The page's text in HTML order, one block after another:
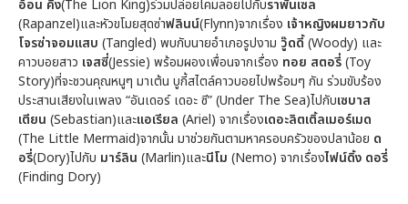
อ้อน คิง(The Lion King)ร่วมปล่อยโคมลอยไปกับราพันเซล
(Rapanzel)และหัวขโมยสุดซ่าฟลินน์(Flynn)จากเรื่อง เจ้าหญิงผมยาวกับ
โจรซ่าจอมแสบ (Tangled) พบกับนายอำเภอรูปงาม วู๊ดดี้(Woody) และ
คาวบอยสาว เจสซี่(Jessie) พร้อมผองเพื่อนจากเรื่อง ทอย สตอรี่(Toy
Story)ที่จะชวนคุณหนูๆ มาเต้น บูกี้สไตล์คาวบอยไปพร้อมๆ กัน ร่วมขับร้อง
ประสานเสียงในเพลง “อันเดอร์ เดอะ ซี” (Under The Sea)ไปกับเซบาส
เตียน (Sebastian)และแอเรียล (Ariel) จากเรื่องเดอะลิตเติ้ลเมอร์เมด
(The Little Mermaid)จากนั้น มาช่วยกันตามหาครอบครัวของปลาน้อย ด
อรี่(Dory)ไปกับ มาร์ลิน (Marlin)และนีโม (Nemo) จากเรื่องไฟน์ดิ้ง ดอรี่
(Finding Dory)